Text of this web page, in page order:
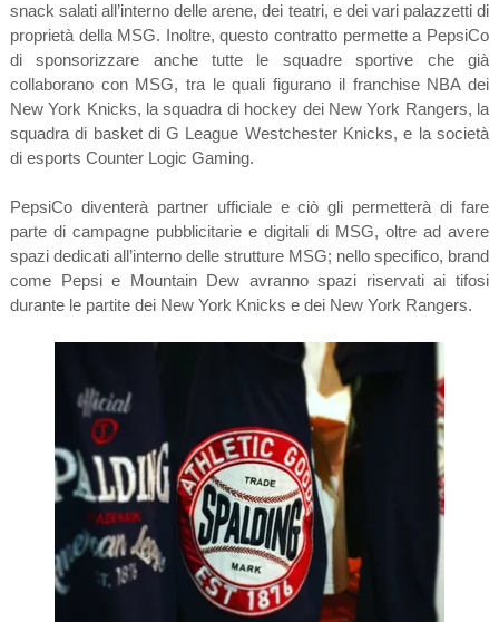
snack salati all’interno delle arene, dei teatri, e dei vari palazzetti di
proprietà della MSG. Inoltre, questo contratto permette a PepsiCo
di sponsorizzare anche tutte le squadre sportive che già
collaborano con MSG, tra le quali figurano il franchise NBA dei
New York Knicks, la squadra di hockey dei New York Rangers, la
squadra di basket di G League Westchester Knicks, e la società
di esports Counter Logic Gaming.
PepsiCo diventerà partner ufficiale e ciò gli permetterà di fare
parte di campagne pubblicitarie e digitali di MSG, oltre ad avere
spazi dedicati all’interno delle strutture MSG; nello specifico, brand
come Pepsi e Mountain Dew avranno spazi riservati ai tifosi
durante le partite dei New York Knicks e dei New York Rangers.